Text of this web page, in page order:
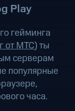
Play
гейминга
от МТС) ты
серверам
популярные
часа.